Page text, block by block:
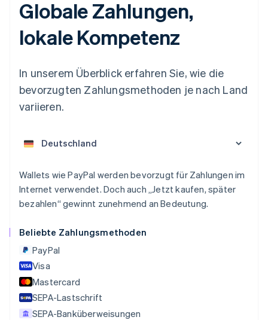
Globale Zahlungen,
lokale Kompetenz
In unserem Überblick erfahren Sie, wie die
bevorzugten Zahlungsmethoden je nach Land
variieren.
Wallets wie PayPal werden bevorzugt für Zahlungen im
Internet verwendet. Doch auch „Jetzt kaufen, später
bezahlen“ gewinnt zunehmend an Bedeutung.
Beliebte Zahlungsmethoden
PayPal
Visa
Mastercard
SEPA-Lastschrift
SEPA-Banküberweisungen
Australien
English
Brasilien
English
Dänemark
English
Estland
English
Festlandchina
Finnland
English Svenska
Frankreich